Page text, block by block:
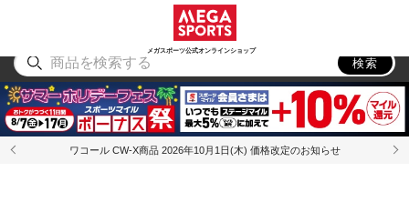
メガスポーツ公式オンラインショップ
アウトドア
検索
ワコール CW-X商品 2026年10月1日(木) 価格改定のお知らせ